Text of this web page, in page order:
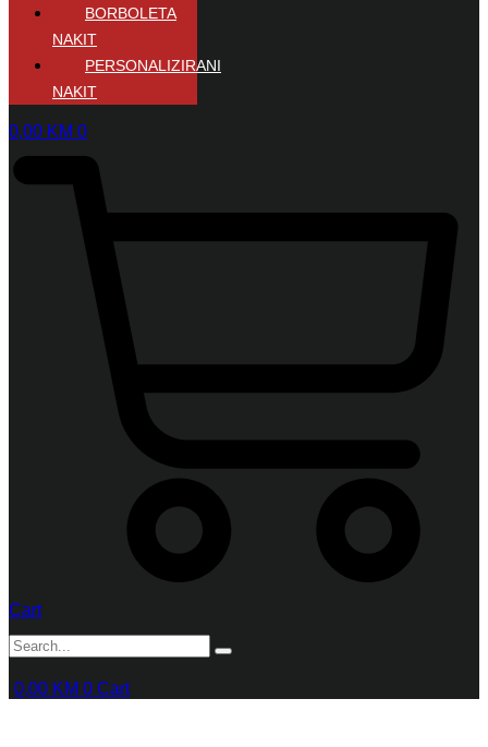
BORBOLETA
NAKIT
PERSONALIZIRANI
NAKIT
0,00 KM 0
Cart
0,00 KM 0 Cart